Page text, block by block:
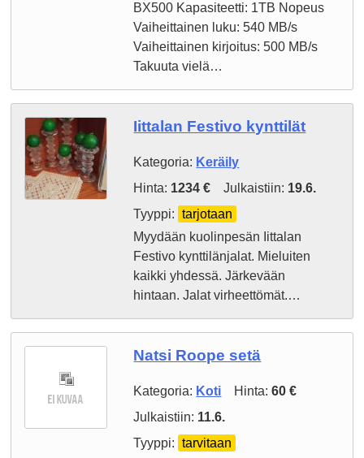
BX500 Kapasiteetti: 1TB Nopeus
Vaiheittainen luku: 540 MB/s
Vaiheittainen kirjoitus: 500 MB/s
Takuuta vielä…
Iittalan Festivo kynttilät
Kategoria: Keräily
Hinta: 1234 € Julkaistiin: 19.6.
Tyyppi:
tarjotaan
Myydään kuolinpesän Iittalan
Festivo kynttilänjalat. Mieluiten
kaikki yhdessä. Järkevään
hintaan. Jalat virheettömät.…
Natsi Roope setä
Kategoria: Koti Hinta:60 €
Julkaistiin: 11.6.
Tyyppi:
tarvitaan